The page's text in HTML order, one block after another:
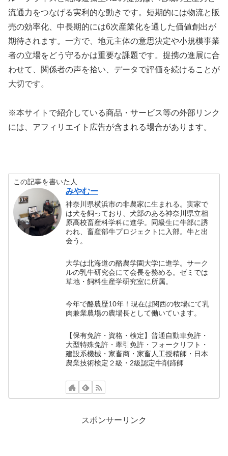
流通力をつなげる実利的な動きです。短期的には物流と販
売の効率化、中長期的には6次産業化を通した価値創出が
期待されます。一方で、地元主体の意思決定や小規模事業
者の立場をどう守るかは重要な課題です。提携の進展に合
わせて、関係者の声を拾い、データで評価を続けることが
大切です。
※本サイトで紹介している商品・サービス等の外部リンク
には、アフィリエイト広告が含まれる場合があります。
この記事を書いた人
みやむー
神奈川県横浜市の非農家に生まれる。実家で
は犬を飼っており、犬部のある神奈川県立相
原高校畜産科学科に進学。同級生に牛部に誘
われ、畜産部牛プロジェクトに入部。牛と出
会う。
大学は北海道の酪農学園大学に進学。サーク
ルの乳牛研究会にて会長を務める。ゼミでは
草地・飼料生産学研究室に所属。
今年で酪農歴10年！現在は関西の牧場にて乳
肉兼業農場の農場長として働いています。
【保有免許・資格・検定】普通自動車免許・
大型特殊免許・牽引免許・フォークリフト・
建設系機械・家畜商・家畜人工授精師・日本
農業技術検定２級・2級認定牛削蹄師
スポンサーリンク